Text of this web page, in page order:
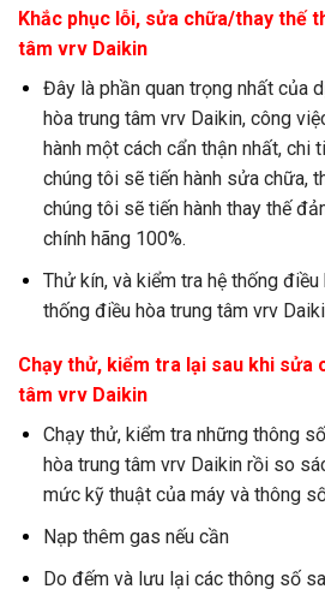
Khắc phục lỗi, sửa chữa/thay thế
tâm vrv Daikin
Đây là phần quan trọng nhất của
hòa trung tâm vrv Daikin, công
hành một cách cẩn thận nhất, chi
chúng tôi sẽ tiến hành sửa chữa,
chúng tôi sẽ tiến hành thay thế
chính hãng 100%.
Thử kín, và kiểm tra hệ thống
thống điều hòa trung tâm vrv
Chạy thử, kiểm tra lại sau khi sửa
tâm vrv Daikin
Chạy thử, kiểm tra những thông
hòa trung tâm vrv Daikin rồi so
mức kỹ thuật của máy và thông
Nạp thêm gas nếu cần
Do đếm và lưu lại các thông số